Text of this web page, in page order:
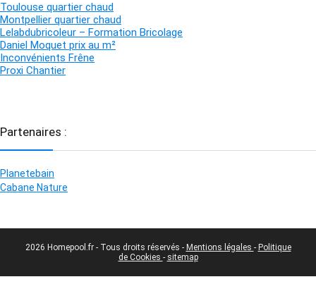
Toulouse quartier chaud
Montpellier quartier chaud
Lelabdubricoleur – Formation Bricolage
Daniel Moquet prix au m²
Inconvénients Frêne
Proxi Chantier
Partenaires :
Planetebain
Cabane Nature
2026 Homepool.fr - Tous droits réservés - Mentions légales - Politique
de Cookies - sitemap